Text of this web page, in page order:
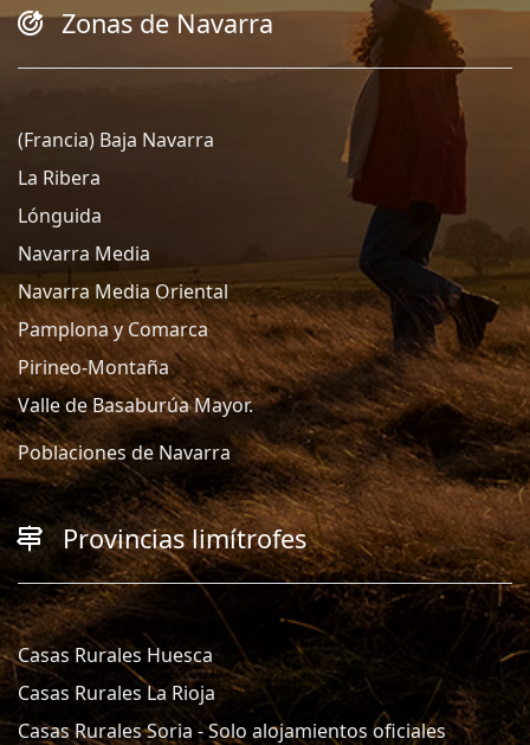
Zonas de Navarra
(Francia) Baja Navarra
La Ribera
Lónguida
Navarra Media
Navarra Media Oriental
Pamplona y Comarca
Pirineo-Montaña
Valle de Basaburúa Mayor.
Poblaciones de Navarra
Provincias limítrofes
Casas Rurales Huesca
Casas Rurales La Rioja
Casas Rurales Soria - Solo alojamientos oficiales